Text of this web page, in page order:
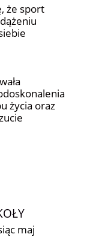
że sport
życia oraz
maj